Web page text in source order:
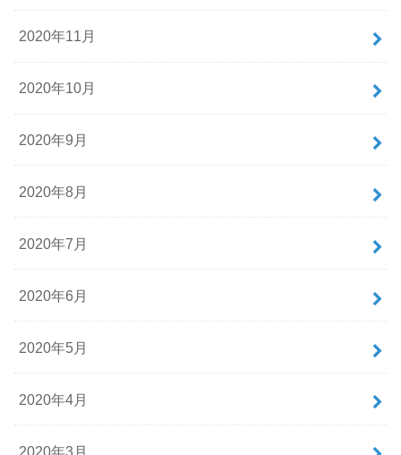
2020年11月
2020年10月
2020年9月
2020年8月
2020年7月
2020年6月
2020年5月
2020年4月
2020年3月